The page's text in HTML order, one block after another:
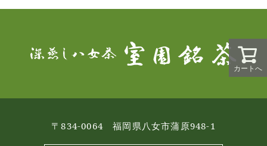
カートへ
〒834-0064 福岡県八女市蒲原948-1